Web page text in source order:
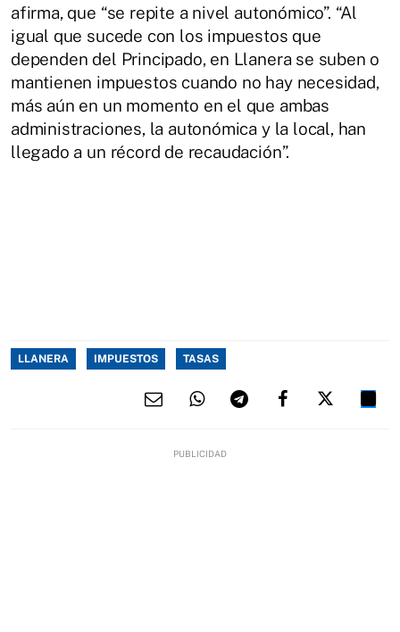
afirma, que “se repite a nivel autonómico”. “Al
igual que sucede con los impuestos que
dependen del Principado, en Llanera se suben o
mantienen impuestos cuando no hay necesidad,
más aún en un momento en el que ambas
administraciones, la autonómica y la local, han
llegado a un récord de recaudación”.
LLANERA IMPUESTOS TASAS